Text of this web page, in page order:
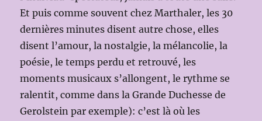
Et puis comme souvent chez Marthaler, les 30
dernières minutes disent autre chose, elles
disent l’amour, la nostalgie, la mélancolie, la
poésie, le temps perdu et retrouvé, les
moments musicaux s’allongent, le rythme se
ralentit, comme dans la Grande Duchesse de
Gerolstein par exemple): c’est là où les